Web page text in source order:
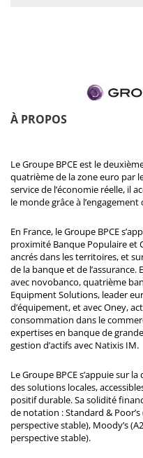
À PROPOS
Le Groupe BPCE est le
quatrième de la zone euro par
service de l’économie réelle, il
le monde grâce à
En France, le Groupe BPCE
proximité Banque Populaire et
ancrés dans les territoires, et
de la banque et de l’assurance.
avec novobanco, quatrième
Equipment Solutions, leader
d’équipement, et avec Oney,
consommation dans le
expertises en banque de
gestion d’actifs avec Natixis IM.
Le Groupe BPCE s’appuie sur
des solutions locales,
positif durable. Sa solidité
de notation : Standard &
perspective stable), Moody’s
perspective stable).